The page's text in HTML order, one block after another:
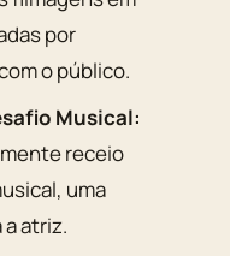
por
o público.
Musical:
receio
uma
atriz.